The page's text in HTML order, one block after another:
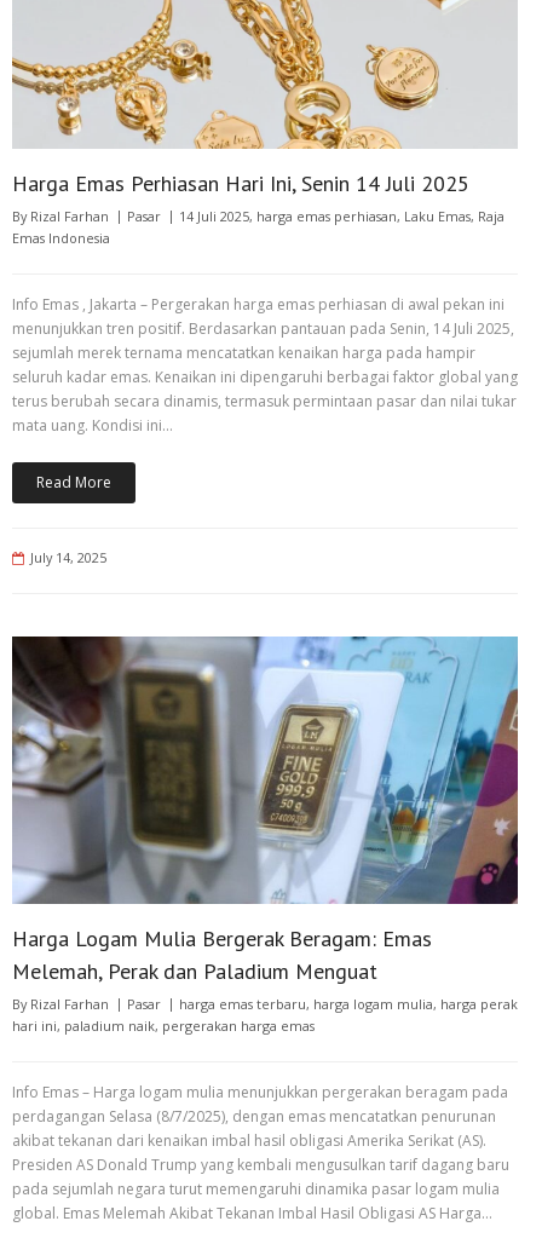
Harga Emas Perhiasan Hari Ini, Senin 14 Juli 2025
By Rizal Farhan Pasar 14 Juli 2025, harga emas perhiasan, Laku Emas, Raja
Emas Indonesia
Info Emas , Jakarta – Pergerakan harga emas perhiasan di awal pekan ini
menunjukkan tren positif. Berdasarkan pantauan pada Senin, 14 Juli 2025,
sejumlah merek ternama mencatatkan kenaikan harga pada hampir
seluruh kadar emas. Kenaikan ini dipengaruhi berbagai faktor global yang
terus berubah secara dinamis, termasuk permintaan pasar dan nilai tukar
mata uang. Kondisi ini…
Read More
July 14, 2025
Harga Logam Mulia Bergerak Beragam: Emas
Melemah, Perak dan Paladium Menguat
By Rizal Farhan Pasar harga emas terbaru, harga logam mulia, harga perak
hari ini, paladium naik, pergerakan harga emas
Info Emas – Harga logam mulia menunjukkan pergerakan beragam pada
perdagangan Selasa (8/7/2025), dengan emas mencatatkan penurunan
akibat tekanan dari kenaikan imbal hasil obligasi Amerika Serikat (AS).
Presiden AS Donald Trump yang kembali mengusulkan tarif dagang baru
pada sejumlah negara turut memengaruhi dinamika pasar logam mulia
global. Emas Melemah Akibat Tekanan Imbal Hasil Obligasi AS Harga…